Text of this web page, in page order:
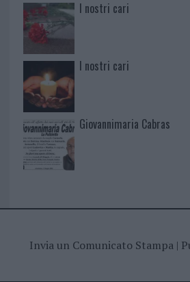
I nostri cari
I nostri cari
Giovannimaria Cabras
Invia un Comunicato Stampa|